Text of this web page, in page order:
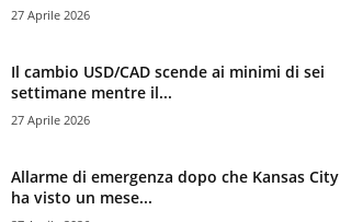
27 Aprile 2026
Il cambio USD/CAD scende ai minimi di sei
settimane mentre il...
27 Aprile 2026
Allarme di emergenza dopo che Kansas City
ha visto un mese...